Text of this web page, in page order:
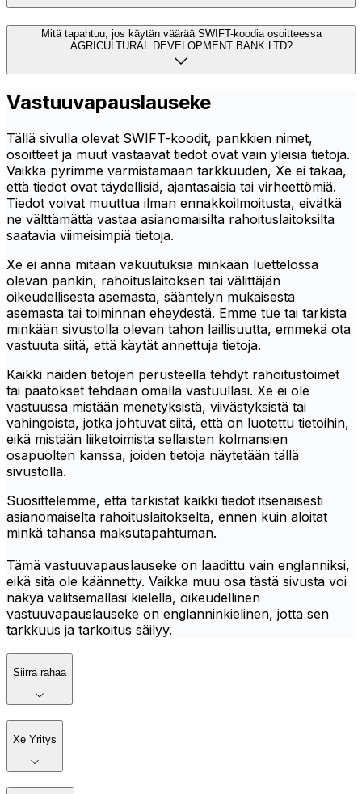
Mitä tapahtuu, jos käytän väärää SWIFT-koodia osoitteessa
AGRICULTURAL DEVELOPMENT BANK LTD?
Vastuuvapauslauseke
Tällä sivulla olevat SWIFT-koodit, pankkien nimet,
osoitteet ja muut vastaavat tiedot ovat vain yleisiä tietoja.
Vaikka pyrimme varmistamaan tarkkuuden, Xe ei takaa,
että tiedot ovat täydellisiä, ajantasaisia tai virheettömiä.
Tiedot voivat muuttua ilman ennakkoilmoitusta, eivätkä
ne välttämättä vastaa asianomaisilta rahoituslaitoksilta
saatavia viimeisimpiä tietoja.
Xe ei anna mitään vakuutuksia minkään luettelossa
olevan pankin, rahoituslaitoksen tai välittäjän
oikeudellisesta asemasta, sääntelyn mukaisesta
asemasta tai toiminnan eheydestä. Emme tue tai tarkista
minkään sivustolla olevan tahon laillisuutta, emmekä ota
vastuuta siitä, että käytät annettuja tietoja.
Kaikki näiden tietojen perusteella tehdyt rahoitustoimet
tai päätökset tehdään omalla vastuullasi. Xe ei ole
vastuussa mistään menetyksistä, viivästyksistä tai
vahingoista, jotka johtuvat siitä, että on luotettu tietoihin,
eikä mistään liiketoimista sellaisten kolmansien
osapuolten kanssa, joiden tietoja näytetään tällä
sivustolla.
Suosittelemme, että tarkistat kaikki tiedot itsenäisesti
asianomaiselta rahoituslaitokselta, ennen kuin aloitat
minkä tahansa maksutapahtuman.
Tämä vastuuvapauslauseke on laadittu vain englanniksi,
eikä sitä ole käännetty. Vaikka muu osa tästä sivusta voi
näkyä valitsemallasi kielellä, oikeudellinen
vastuuvapauslauseke on englanninkielinen, jotta sen
tarkkuus ja tarkoitus säilyy.
Siirrä rahaa
Xe Yritys